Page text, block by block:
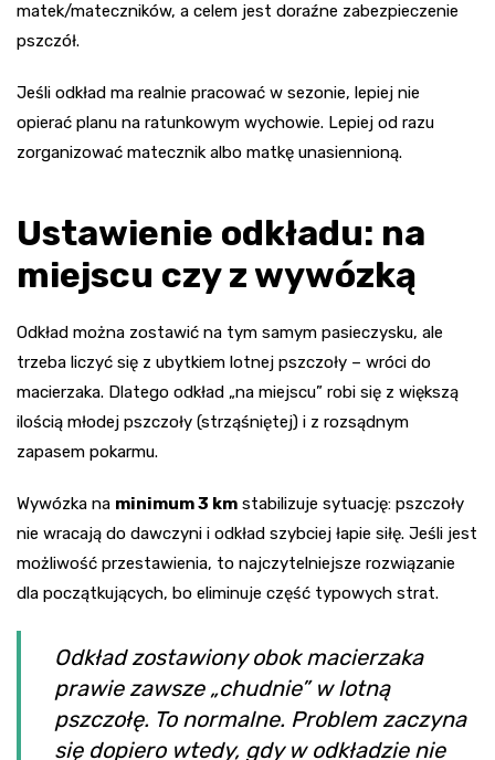
matek/mateczników, a celem jest doraźne zabezpieczenie
pszczół.
Jeśli odkład ma realnie pracować w sezonie, lepiej nie
opierać planu na ratunkowym wychowie. Lepiej od razu
zorganizować matecznik albo matkę unasiennioną.
Ustawienie odkładu: na
miejscu czy z wywózką
Odkład można zostawić na tym samym pasieczysku, ale
trzeba liczyć się z ubytkiem lotnej pszczoły – wróci do
macierzaka. Dlatego odkład „na miejscu” robi się z większą
ilością młodej pszczoły (strząśniętej) i z rozsądnym
zapasem pokarmu.
Wywózka na minimum 3 km stabilizuje sytuację: pszczoły
nie wracają do dawczyni i odkład szybciej łapie siłę. Jeśli jest
możliwość przestawienia, to najczytelniejsze rozwiązanie
dla początkujących, bo eliminuje część typowych strat.
Odkład zostawiony obok macierzaka
prawie zawsze „chudnie” w lotną
pszczołę. To normalne. Problem zaczyna
się dopiero wtedy, gdy w odkładzie nie